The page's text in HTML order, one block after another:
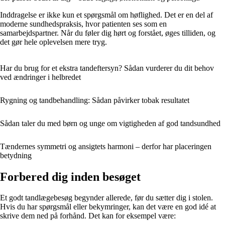
Inddragelse er ikke kun et spørgsmål om høflighed. Det er en del af
moderne sundhedspraksis, hvor patienten ses som en
samarbejdspartner. Når du føler dig hørt og forstået, øges tilliden, og
det gør hele oplevelsen mere tryg.
Har du brug for et ekstra tandeftersyn? Sådan vurderer du dit behov
ved ændringer i helbredet
Rygning og tandbehandling: Sådan påvirker tobak resultatet
Sådan taler du med børn og unge om vigtigheden af god tandsundhed
Tændernes symmetri og ansigtets harmoni – derfor har placeringen
betydning
Forbered dig inden besøget
Et godt tandlægebesøg begynder allerede, før du sætter dig i stolen.
Hvis du har spørgsmål eller bekymringer, kan det være en god idé at
skrive dem ned på forhånd. Det kan for eksempel være: